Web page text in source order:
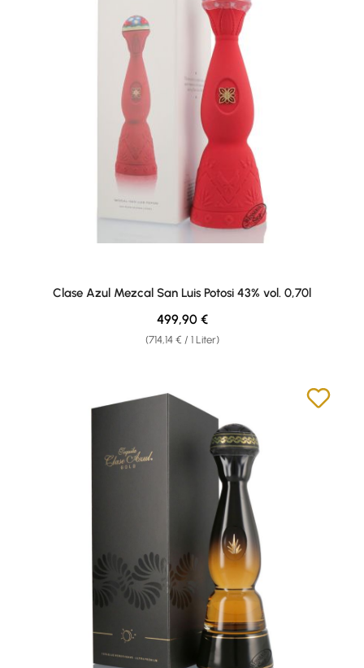
Clase Azul Mezcal San Luis Potosi 43% vol. 0,70l
(714,14 € / 1 Liter)
Regulärer Preis:
499,90 €